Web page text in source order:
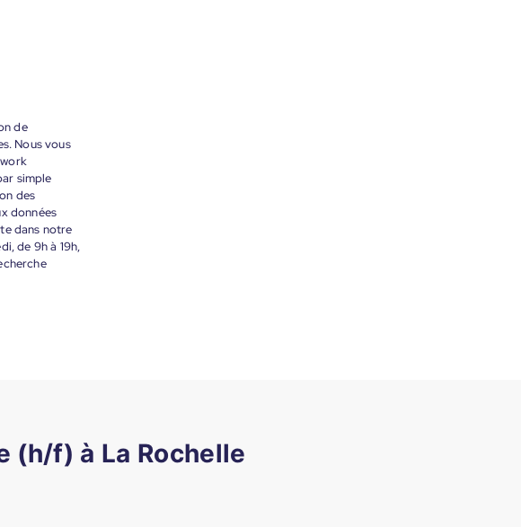
de
Nous vous
simple
des
données
dans notre
de 9h à 19h,
(h/f) à La Rochelle